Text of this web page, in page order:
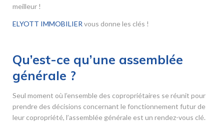
meilleur !
ELYOTT IMMOBILIER vous donne les clés !
Qu’est-ce qu’une assemblée
générale ?
Seul moment où l’ensemble des copropriétaires se réunit pour
prendre des décisions concernant le fonctionnement futur de
leur copropriété, l’assemblée générale est un rendez-vous clé.